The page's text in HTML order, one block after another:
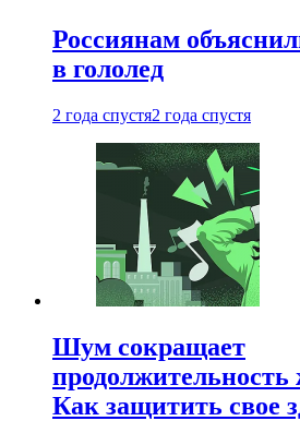
Россиянам
в гололед
2 года спустя2 года спустя
Шум сокращает
продолжительность
Как защитить свое